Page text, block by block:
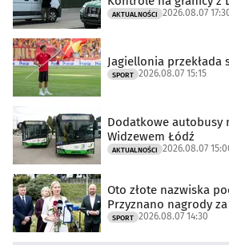
AKTUALNOŚCI 2026.08.07
Jagiellonia przekłada
SPORT 2026.08.07 15:15
Dodatkowe autobusy
Widzewem Łódź
AKTUALNOŚCI 2026.08.07
Oto złote nazwiska
Przyznano nagrody
SPORT 2026.08.07 14:30